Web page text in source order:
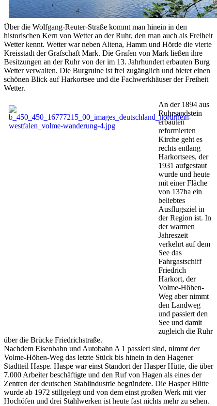
Über die Wolfgang-Reuter-Straße kommt man hinein in den
historischen Kern von Wetter an der Ruhr, den man auch als Freiheit
Wetter kennt. Wetter war neben Altena, Hamm und Hörde die vierte
Kreisstadt der Grafschaft Mark. Die Grafen von Mark ließen ihre
Besitzungen an der Ruhr von der im 13. Jahrhundert erbauten Burg
Wetter verwalten. Die Burgruine ist frei zugänglich und bietet einen
schönen Blick auf Harkortsee und die Fachwerkhäuser der Freiheit
Wetter.
An der 1894 aus
Ruhrsandstein
erbauten
reformierten
Kirche geht es
rechts entlang
Harkortsees, der
1931 aufgestaut
wurde und heute
mit einer Fläche
von 137ha ein
beliebtes
Ausflugsziel in
der Region ist. In
der warmen
Jahreszeit
verkehrt auf dem
See das
Fahrgastschiff
Friedrich
Harkort, der
Volme-Höhen-
Weg aber nimmt
den Landweg
und passiert den
See und damit
zugleich die Ruhr
über die Brücke Friedrichstraße.
Nachdem Eisenbahn und Autobahn A 1 passiert sind, nimmt der
Volme-Höhen-Weg das letzte Stück bis hinein in den Hagener
Stadtteil Haspe. Haspe war einst Standort der Hasper Hütte, die über
7.000 Arbeiter beschäftigte und den Ruf von Hagen als eines der
Zentren der deutschen Stahlindustrie begründete. Die Hasper Hütte
wurde ab 1972 stillgelegt und von dem einst großen Werk mit vier
Hochöfen und drei Stahlwerken ist heute fast nichts mehr zu sehen.